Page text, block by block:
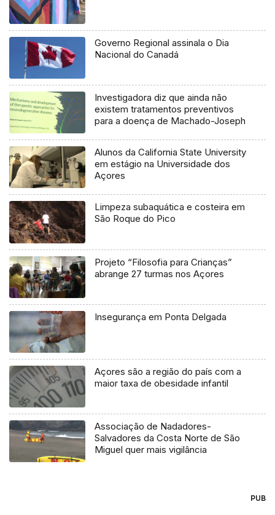
Governo Regional assinala o Dia
Nacional do Canadá
Investigadora diz que ainda não
existem tratamentos preventivos
para a doença de Machado-Joseph
Alunos da California State University
em estágio na Universidade dos
Açores
Limpeza subaquática e costeira em
São Roque do Pico
Projeto “Filosofia para Crianças”
abrange 27 turmas nos Açores
Insegurança em Ponta Delgada
Açores são a região do país com a
maior taxa de obesidade infantil
Associação de Nadadores-
Salvadores da Costa Norte de São
Miguel quer mais vigilância
PUB